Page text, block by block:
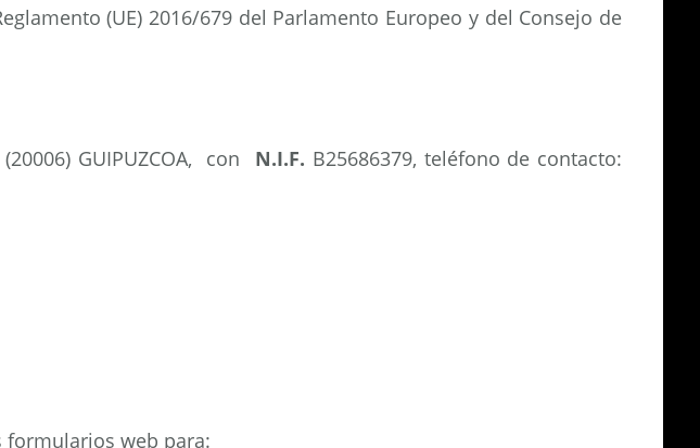
(UE) 2016/679 del Parlamento Europeo y del Consejo de
GUIPUZCOA, con N.I.F. B25686379, teléfono de contacto:
formularios web para: